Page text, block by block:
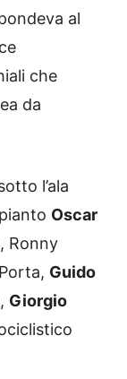
al
che
da
l’ala
Oscar
, Ronny
Guido
Giorgio